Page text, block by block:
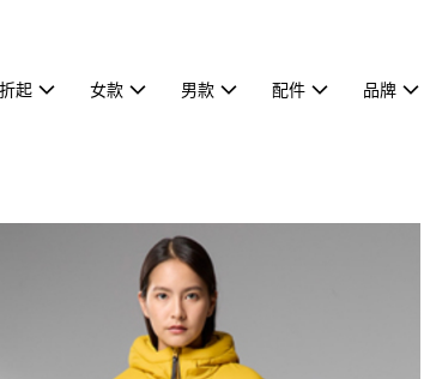
起 女款 男款 配件 品牌